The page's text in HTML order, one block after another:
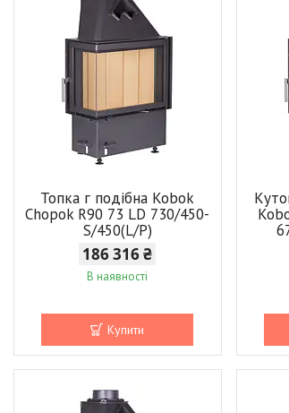
Топка г подібна Kobok
Chopok R90 73 LD 730/450-
S/450(L/P)
186 316 ₴
В наявності
Купити